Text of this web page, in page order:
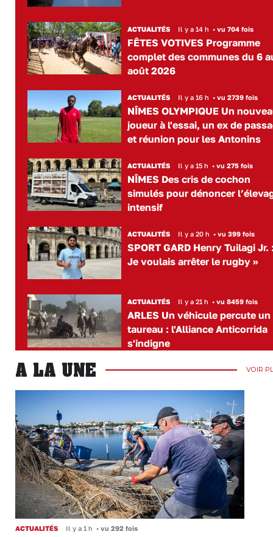
ACTUALITÉS Il y a 14 h • vu 704 fois
FÊTES VOTIVES Programme
complet des communes du 6
août 2026
ACTUALITÉS Il y a 16 h • vu 2739 fois
NÎMES OLYMPIQUE Un
joueur à l'essai, un ex de
et réunion pour les Antonins
ACTUALITÉS Il y a 15 h • vu 275 fois
NÎMES Des cris de cochon
simulés pour dénoncer
intensif
ACTUALITÉS Il y a 20 h • vu 399 fois
SPORT GARD Henry Tuilagi Jr.
Je voulais arrêter le rugby »
ACTUALITÉS Il y a 21 h • vu 8459 fois
ARLES Un véhicule percute un
taureau : l'Alliance Anticorrida
s'indigne
A LA UNE VOIR
ACTUALITÉS Il y a 1 h • vu 292 fois